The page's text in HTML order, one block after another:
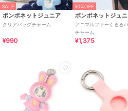
SALE
ポンポネットジュニア
クリアバッグチャーム
¥990
50%OFF
ポンポネットジュ
アニマルファーくるる
チャーム
¥1,375